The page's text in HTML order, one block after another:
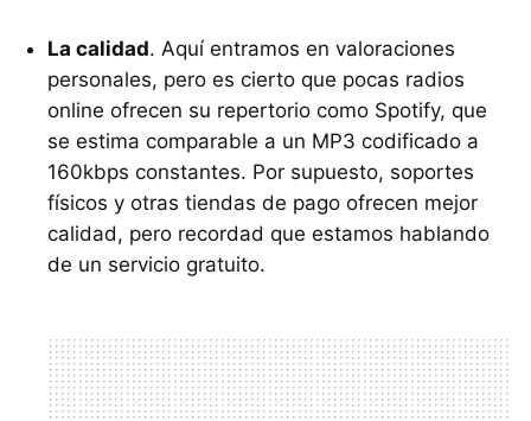
La calidad. Aquí entramos en valoraciones
personales, pero es cierto que pocas radios
online ofrecen su repertorio como Spotify, que
se estima comparable a un MP3 codificado a
160kbps constantes. Por supuesto, soportes
físicos y otras tiendas de pago ofrecen mejor
calidad, pero recordad que estamos hablando
de un servicio gratuito.